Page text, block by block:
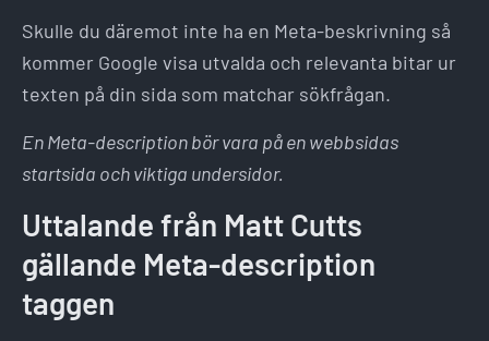
Skulle du däremot inte ha en Meta-beskrivning så
kommer Google visa utvalda och relevanta bitar ur
texten på din sida som matchar sökfrågan.
En Meta-description bör vara på en webbsidas
startsida och viktiga undersidor.
Uttalande från Matt Cutts
gällande Meta-description
taggen